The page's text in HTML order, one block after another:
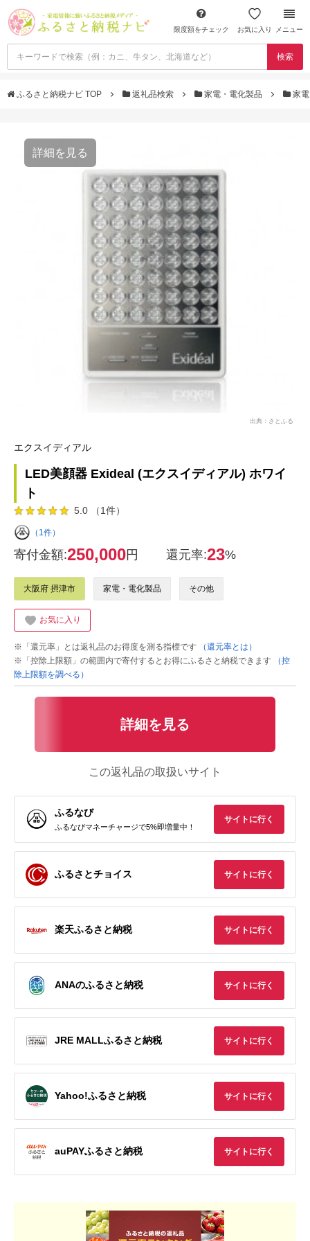
限度額をチェック お気に入り メニュー
検索
ふるさと納税ナビ TOP 返礼品検索 家電・電化製品 家電
詳細を見る
出典：さとふる
エクスイディアル
LED美顔器 Exideal (エクスイディアル) ホワイ
ト
5.0 （1件）
（1件）
寄付金額:250,000円 還元率:23%
大阪府 摂津市 家電・電化製品 その他
お気に入り
※「還元率」とは返礼品のお得度を測る指標です
（還元率とは）
※「控除上限額」の範囲内で寄付するとお得にふるさと納税できます
（控
除上限額を調べる）
詳細を見る
この返礼品の取扱いサイト
ふるなび
ふるなびマネーチャージで5%即増量中！
サイトに行く
ふるさとチョイス サイトに行く
楽天ふるさと納税 サイトに行く
ANAのふるさと納税 サイトに行く
JRE MALLふるさと納税 サイトに行く
Yahoo!ふるさと納税 サイトに行く
auPAYふるさと納税 サイトに行く